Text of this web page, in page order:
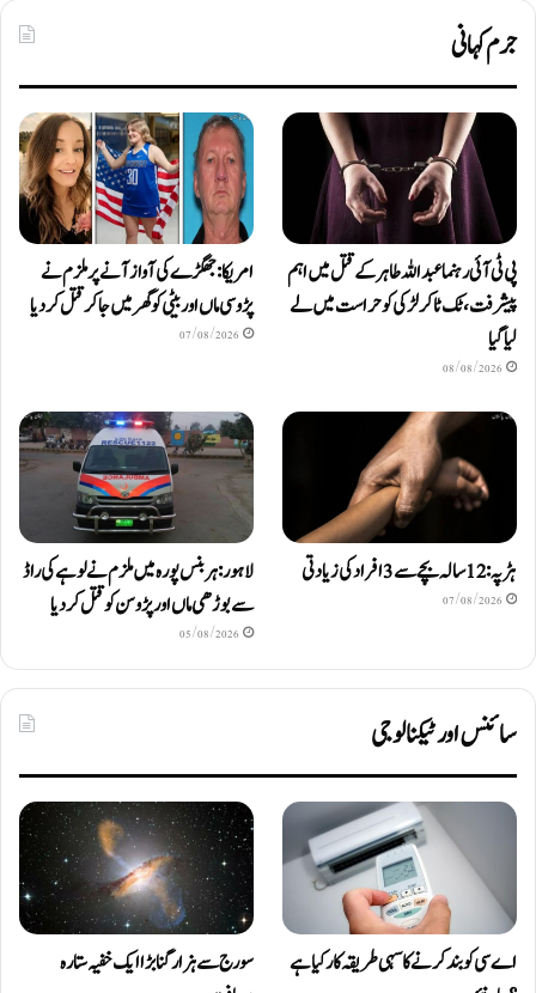
جرم کہانی
پی ٹی آئی رہنما عبداللہ طاہر کے قتل میں اہم
پیشرفت، ٹک ٹاکر لڑکی کو حراست میں لے
لیا گیا
08/08/2026
امریکا: جھگڑے کی آواز آنے پر ملزم نے
پڑوسی ماں اور بیٹی کو گھر میں جا کر قتل کر دیا
07/08/2026
ہڑپہ: 12 سالہ بچے سے 3 افراد کی زیادتی
07/08/2026
لاہور: ہربنس پورہ میں ملزم نے لوہے کی راڈ
سے بوڑھی ماں اور پڑوسن کو قتل کر دیا
05/08/2026
سائنس اور ٹیکنالوجی
اے سی کو بند کرنے کا سہی طریقہ کار کیا ہے
سورج سے ہزار گنا بڑا ایک خفیہ ستارہ